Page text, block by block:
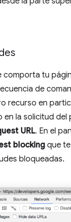
comporta tu
de
recurso en
la solicitud del
URL. En el
blockingque
bloqueadas.